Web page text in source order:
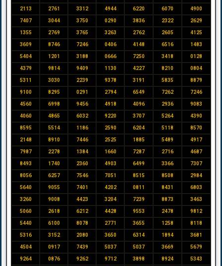
2113 2761 3312 4944 6220 6070 4900
7407 3044 3750 0290 3836 2322 2629
1355 2769 3765 3263 2762 2605 4125
3609 8746 7246 0406 4148 6516 1483
5404 1201 3188 0666 7250 3418 0128
4379 9814 9409 1130 4227 8210 0804
5311 3030 2239 9378 3191 5835 8879
9100 8295 0291 2794 6549 7262 7246
4560 6998 9456 4918 4096 2936 9083
4060 4865 6032 9220 3707 5264 4390
8595 5514 1186 2590 6204 5118 8570
2148 8910 7446 2525 1885 5489 4917
7987 2278 1384 1660 7287 2716 4687
8493 1740 2360 4903 6499 3366 7307
8056 6257 7546 7051 8515 8508 2984
5640 9055 7401 4202 0811 8431 6803
3260 9008 4423 3204 7239 8873 3463
5060 2618 6212 4428 9553 2478 9812
5440 6100 8078 2771 3655 1258 8118
5316 3152 2080 3650 6314 1894 3681
4504 0917 7439 5037 5037 3669 5679
9264 0876 9262 9712 3898 8924 5343